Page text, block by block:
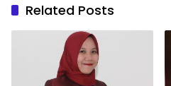
Related Posts